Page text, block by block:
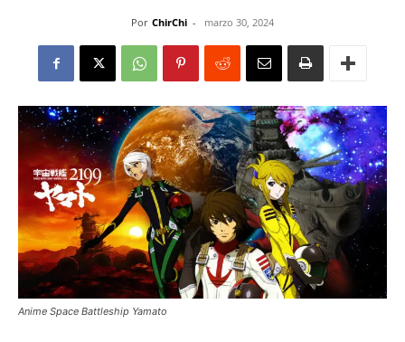
Por ChirChi - marzo 30, 2024
Anime Space Battleship Yamato